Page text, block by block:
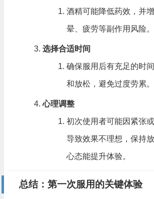
酒精可能降低药效，并
晕、疲劳等副作用风险。
选择合适时间
确保服用后有充足的时
和放松，避免过度劳累。
心理调整
初次使用者可能因紧张
导致效果不理想，保持
心态能提升体验。
总结：第一次服用的关键体验